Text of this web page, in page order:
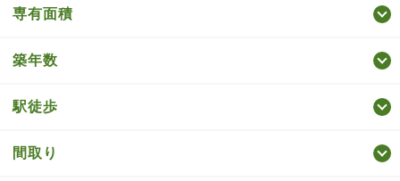
専有面積
築年数
駅徒歩
間取り